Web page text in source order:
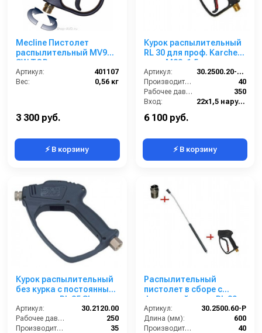
Mecline Пистолет
распылительный MV925
SW TOP
Артикул:
401107
Вес:
0,56 кг
3 300 руб.
⚡ В корзину
Курок распылительный
RL 30 для проф. Karcher;
вход M22x1,5ш; выход
M22x1,5ш
Артикул:
30.2500.20-KP
Производительность (л/мин):
40
Рабочее давление (бар):
350
Вход:
22х1,5 наружняя резьба
6 100 руб.
⚡ В корзину
Курок распылительный
без курка с постоянным
дренажем RL 35 SL , вход
3/8г. поворот.; выход
1/4г.
Артикул:
30.2120.00
Рабочее давление (бар):
250
Производительность (л/мин):
35
Распылительный
пистолет в сборе с
форсункой курок RL 30
М22х1,5ш 600 мм (нерж).
Артикул:
30.2500.60-P
Длина (мм):
600
Производительность (л/мин):
40